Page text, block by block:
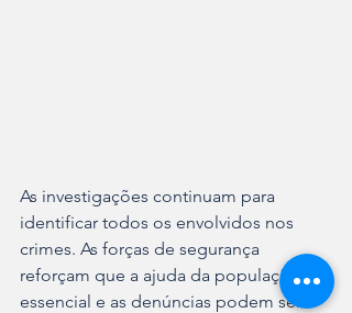
As investigações continuam para
identificar todos os envolvidos nos
crimes. As forças de segurança
reforçam que a ajuda da população é
essencial e as denúncias podem ser